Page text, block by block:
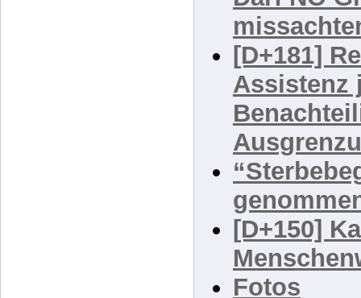
Darf NÖ
[D+181]
Assistenz
[D+150]